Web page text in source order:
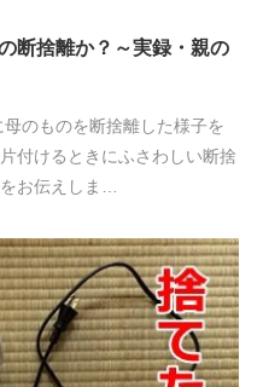
断捨離か？～実録・親の
のものを断捨離した様子を
付けるときにふさわしい断捨
お伝えしま…